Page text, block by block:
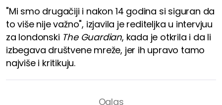
"Mi smo drugačiji i nakon 14 godina si siguran da
to više nije važno", izjavila je rediteljka u intervjuu
za londonski The Guardian, kada je otkrila i da li
izbegava društvene mreže, jer ih upravo tamo
najviše i kritikuju.